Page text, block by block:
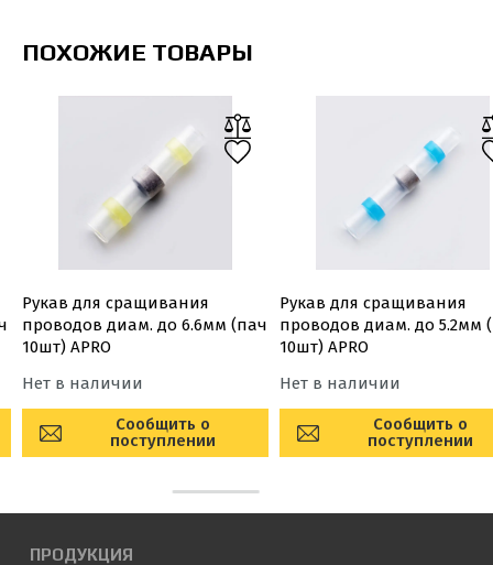
ПОХОЖИЕ ТОВАРЫ
Рукав для сращивания
проводов диам. до 6.6мм (пач
10шт) APRO
Нет в наличии
Сообщить о
поступлении
Рукав для сращивания
проводов диам. до 5.2мм
10шт) APRO
Нет в наличии
Сообщить о
поступлении
ПРОДУКЦИЯ